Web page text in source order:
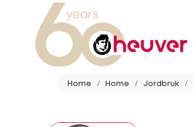
Home Home Jordbruk